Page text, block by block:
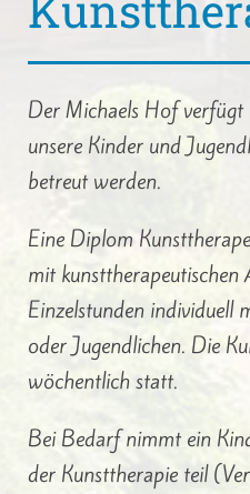
Der Michaels Hof
unsere Kinder und
betreut werden.
Eine Diplom
mit kunsttherapeutischen
Einzelstunden individuell
oder Jugendlichen. Die
wöchentlich statt.
Bei Bedarf nimmt ein
der Kunsttherapie teil